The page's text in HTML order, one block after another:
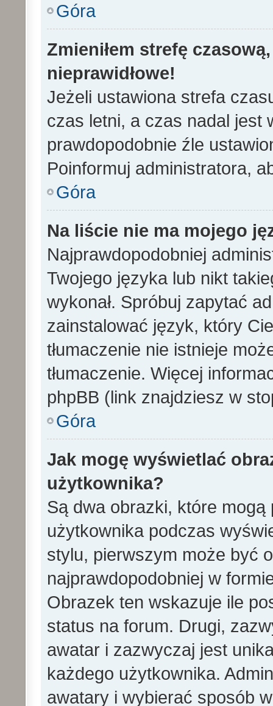
Góra
Zmieniłem strefę
nieprawidłowe!
Jeżeli ustawiona strefa
czas letni, a czas nadal jest
prawdopodobnie źle
Poinformuj administratora,
Góra
Na liście nie ma mojego
Najprawdopodobniej
Twojego języka lub nikt
wykonał. Spróbuj zapytać
zainstalować język, który
tłumaczenie nie istnieje
tłumaczenie. Więcej
phpBB (link znajdziesz w
Góra
Jak mogę wyświetlać
użytkownika?
Są dwa obrazki, które
użytkownika podczas
stylu, pierwszym może być
najprawdopodobniej w
Obrazek ten wskazuje ile
status na forum. Drugi,
awatar i zazwyczaj jest
każdego użytkownika.
awatary i wybierać sposób